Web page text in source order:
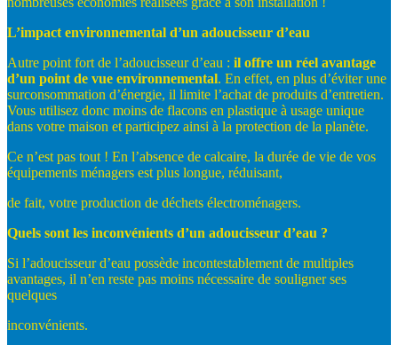
L’impact environnemental d’un adoucisseur d’eau
Autre point fort de l’adoucisseur d’eau : il offre un réel avantage
d’un point de vue environnemental. En effet, en plus d’éviter une
surconsommation d’énergie, il limite l’achat de produits d’entretien.
Vous utilisez donc moins de flacons en plastique à usage unique
dans votre maison et participez ainsi à la protection de la planète.
Ce n’est pas tout ! En l’absence de calcaire, la durée de vie de vos
équipements ménagers est plus longue, réduisant,
de fait, votre production de déchets électroménagers.
Quels sont les inconvénients d’un adoucisseur d’eau ?
Si l’adoucisseur d’eau possède incontestablement de multiples
avantages, il n’en reste pas moins nécessaire de souligner ses
quelques
inconvénients.